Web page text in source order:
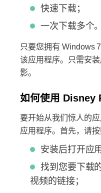
快速下载；
一次下载多个。
只要您拥有 Windows
该应用程序。只需安
影。
如何使用 Disney
要开始从我们惊人的
应用程序。首先，请按
安装后打开应用
找到您要下载
视频的链接；